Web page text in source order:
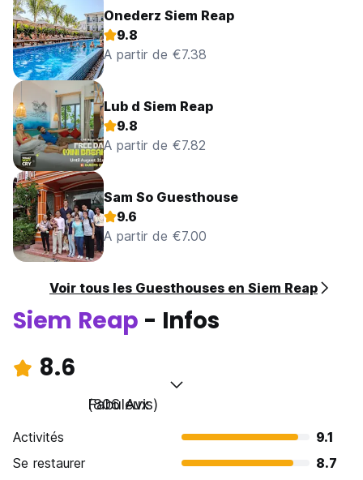
Onederz Siem Reap
9.8
A partir de €7.38
Lub d Siem Reap
9.8
A partir de €7.82
Sam So Guesthouse
9.6
A partir de €7.00
Voir tous les Guesthouses en Siem Reap
Siem Reap - Infos
8.6
Fabuleux
(806 Avis)
Activités
9.1
Se restaurer
8.7